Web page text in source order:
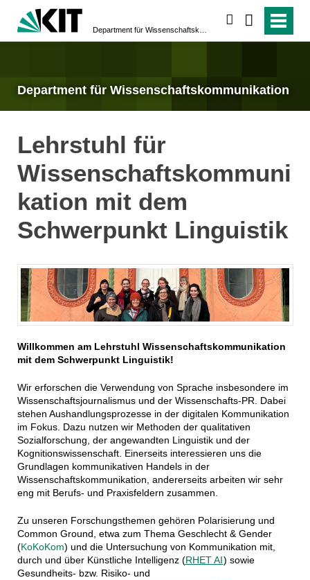
Department für Wissenschafts­kommunikation
Lehrstuhl für
Wissenschaftskommuni
kation mit dem
Schwerpunkt Linguistik
Willkommen am Lehrstuhl Wissenschaftskommunikation
mit dem Schwerpunkt Linguistik!
Wir erforschen die Verwendung von Sprache insbesondere im
Wissenschaftsjournalismus und der Wissenschafts-PR. Dabei
stehen Aushandlungsprozesse in der digitalen Kommunikation
im Fokus. Dazu nutzen wir Methoden der qualitativen
Sozialforschung, der angewandten Linguistik und der
Kognitionswissenschaft. Einerseits interessieren uns die
Grundlagen kommunikativen Handels in der
Wissenschaftskommunikation, andererseits arbeiten wir sehr
eng mit Berufs- und Praxisfeldern zusammen.
Zu unseren Forschungsthemen gehören Polarisierung und
Common Ground, etwa zum Thema Geschlecht & Gender
(KoKoKom) und die Untersuchung von Kommunikation mit,
durch und über Künstliche Intelligenz (RHET AI) sowie
Gesundheits- bzw. Risiko- und